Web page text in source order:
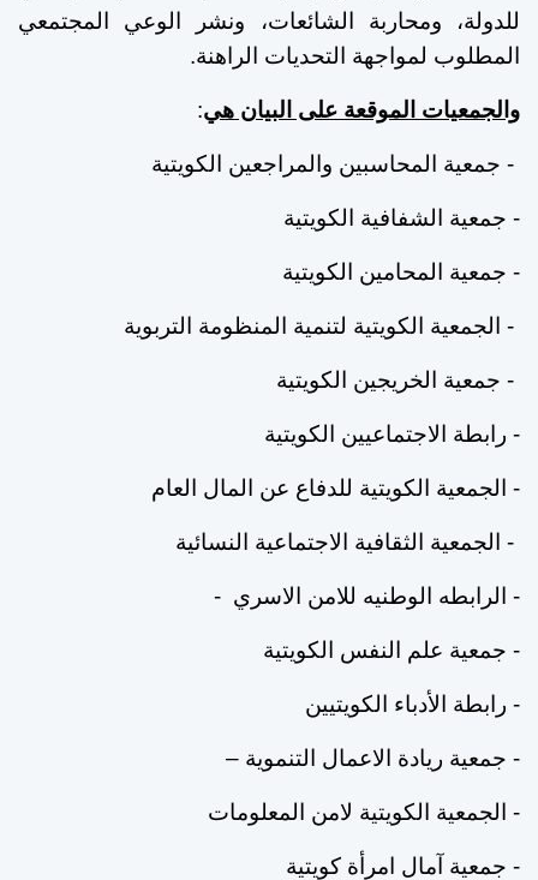
للدولة، ومحاربة الشائعات، ونشر الوعي المجتمعي
المطلوب لمواجهة التحديات الراهنة.
والجمعيات الموقعة على البيان هي:
- جمعية المحاسبين والمراجعين الكويتية
- جمعية الشفافية الكويتية
- جمعية المحامين الكويتية
- الجمعية الكويتية لتنمية المنظومة التربوية
- جمعية الخريجين الكويتية
- رابطة الاجتماعيين الكويتية
- الجمعية الكويتية للدفاع عن المال العام
- الجمعية الثقافية الاجتماعية النسائية
- الرابطه الوطنيه للامن الاسري -
- جمعية علم النفس الكويتية
- رابطة الأدباء الكويتيين
- جمعية ريادة الاعمال التنموية –
- الجمعية الكويتية لامن المعلومات
- جمعية آمال امرأة كويتية